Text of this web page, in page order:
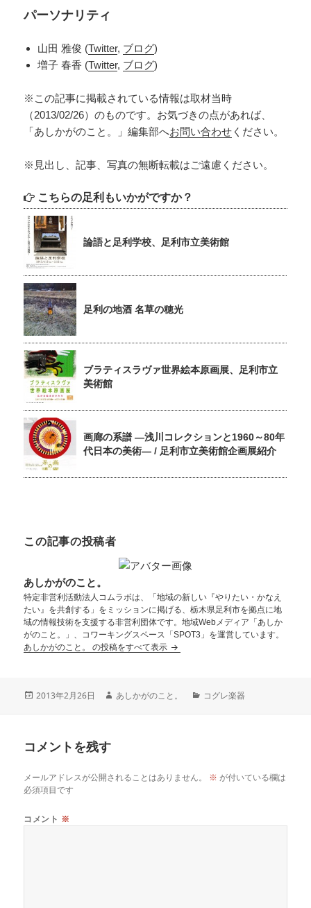
パーソナリティ
山田 雅俊 (Twitter, ブログ)
増子 春香 (Twitter, ブログ)
※この記事に掲載されている情報は取材当時
（2013/02/26）のものです。お気づきの点があれば、
「あしかがのこと。」編集部へお問い合わせ ください。
※見出し、記事、写真の無断転載はご遠慮ください。
こちらの足利もいかがですか？
論語と足利学校、足利市立美術館
足利の地酒 名草の穂光
ブラティスラヴァ世界絵本原画展、足利市立
美術館
画廊の系譜 ―浅川コレクションと1960～80年
代日本の美術― / 足利市立美術館企画展紹介
この記事の投稿者
あしかがのこと。
特定非営利活動法人コムラボは、「地域の新しい『やりたい・かなえ
たい』を共創する」をミッションに掲げる、栃木県足利市を拠点に地
域の情報技術を支援する非営利団体です。地域Webメディア「あしか
がのこと。」、コワーキングスペース「SPOT3」を運営しています。
あしかがのこと。 の投稿をすべて表示
2013年2月26日 あしかがのこと。 コグレ楽器
コメントを残す
メールアドレスが公開されることはありません。 ※ が付いている欄は
必須項目です
コメント ※